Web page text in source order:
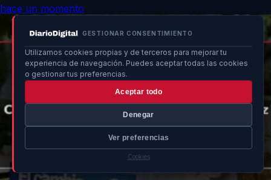
GESTIONAR CONSENTIMIENTO
Utilizamos cookies propias y de terceros para mejorar tu
experiencia de navegación. Puedes aceptar todas las cookies
o gestionar tus preferencias.
Aceptar todo
Denegar
Ver preferencias
Cookies
hace un momento